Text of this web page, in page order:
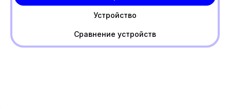
Устройство
Сравнение устройств